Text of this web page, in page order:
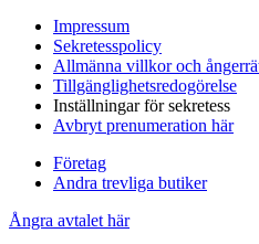
Impressum
Sekretesspolicy
Allmänna villkor och
Tillgänglighetsredogörelse
Inställningar för sekretess
Avbryt prenumeration här
Företag
Andra trevliga butiker
Ångra avtalet här